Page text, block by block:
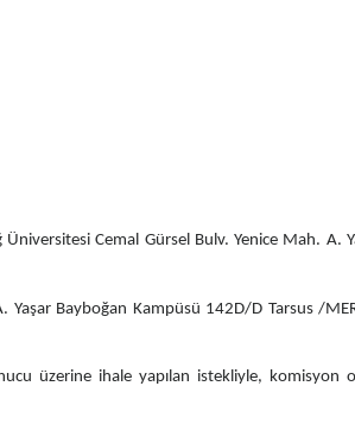
Cemal Gürsel Bulv. Yenice Mah. A.
Bayboğan Kampüsü 142D/D Tarsus /
üzerine ihale yapılan istekliyle, komisyon